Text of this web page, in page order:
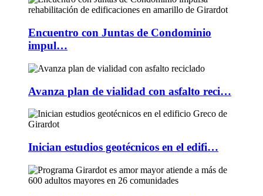
Encuentro con Juntas de Condominio
impul…
Avanza plan de vialidad con asfalto reci…
Inician estudios geotécnicos en el edifi…